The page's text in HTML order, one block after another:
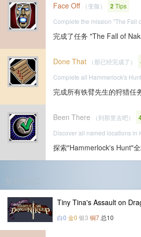
Face Off （变脸） 2Tips
Complete the mission "The Fall
完成了任务 "The Fall of
Done That （那已经完成了）
Complete all Hammerlock's
完成所有铁臂先生的狩猎任
Been There （到那里去吧）
Discover all named locations in
探索"Hammerlock's Hunt"
Tiny Tina's Assault on
白0 金0 银3 铜7 总10